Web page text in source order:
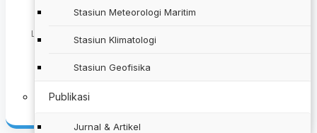
Stasiun Meteorologi Maritim
Stasiun Klimatologi
Stasiun Geofisika
Publikasi
Jurnal & Artikel
Stasiun Meteorologi
Layanan prakiraan cuaca wilayah, peringatan dini cuaca
esktrem, citra satelit, radar cuaca, dan info cuaca